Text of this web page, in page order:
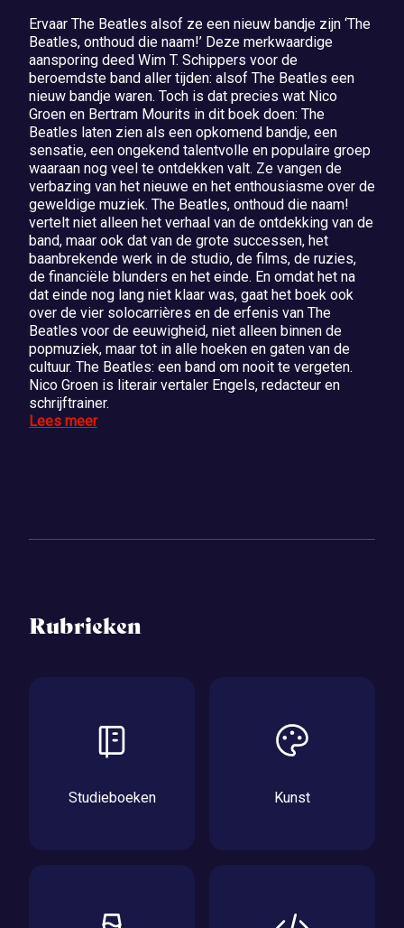
Ervaar The Beatles alsof ze een nieuw bandje zijn ‘The
Beatles, onthoud die naam!’ Deze merkwaardige
aansporing deed Wim T. Schippers voor de
beroemdste band aller tijden: alsof The Beatles een
nieuw bandje waren. Toch is dat precies wat Nico
Groen en Bertram Mourits in dit boek doen: The
Beatles laten zien als een opkomend bandje, een
sensatie, een ongekend talentvolle en populaire groep
waaraan nog veel te ontdekken valt. Ze vangen de
verbazing van het nieuwe en het enthousiasme over de
geweldige muziek. The Beatles, onthoud die naam!
vertelt niet alleen het verhaal van de ontdekking van de
band, maar ook dat van de grote successen, het
baanbrekende werk in de studio, de films, de ruzies,
de financiële blunders en het einde. En omdat het na
dat einde nog lang niet klaar was, gaat het boek ook
over de vier solocarrières en de erfenis van The
Beatles voor de eeuwigheid, niet alleen binnen de
popmuziek, maar tot in alle hoeken en gaten van de
cultuur. The Beatles: een band om nooit te vergeten.
Nico Groen is literair vertaler Engels, redacteur en
schrijftrainer.
Lees meer
Rubrieken
Studieboeken Kunst